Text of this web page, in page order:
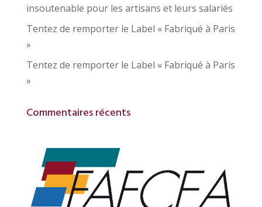
insoutenable pour les artisans et leurs salariés
Tentez de remporter le Label « Fabriqué à Paris
»
Tentez de remporter le Label « Fabriqué à Paris
»
Commentaires récents